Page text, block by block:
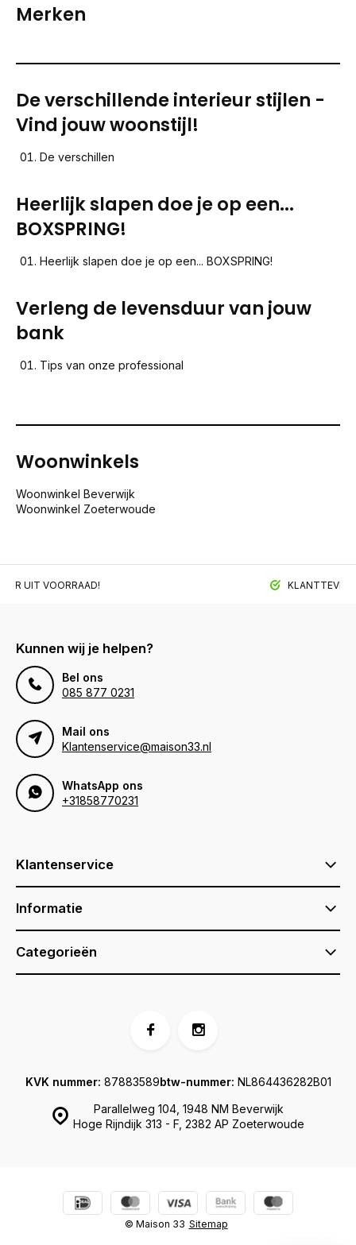
Merken
De verschillende interieur stijlen -
Vind jouw woonstijl!
De verschillen
Heerlijk slapen doe je op een...
BOXSPRING!
Heerlijk slapen doe je op een... BOXSPRING!
Verleng de levensduur van jouw
bank
Tips van onze professional
Woonwinkels
Woonwinkel Beverwijk
Woonwinkel Zoeterwoude
UIT VOORRAAD!
Kunnen wij je helpen?
Bel ons
085 877 0231
Mail ons
Klantenservice@maison33.nl
WhatsApp ons
+31858770231
Klantenservice
Informatie
Categorieën
Parallelweg 104, 1948 NM Beverwijk
Hoge Rijndijk 313 - F, 2382 AP Zoeterwoude
KVK nummer: 87883589btw-nummer: NL864436282B01
© Maison 33 Sitemap